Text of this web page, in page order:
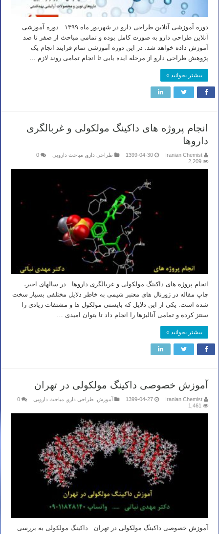
دوره آموزشی آنلاین طراحی دارو در شهریور ماه ۱۳۹۹ دوره آموزشی
آنلاین طراحی دارو به صورت کامل بوده و تمامی مباحث از صفر تا صد
آموزش داده خواهد شد. در این دوره آموزشی تمام فرایند انجام یک
پژوهش طراحی دارو از مرحله ایده یابی تا انجام تمامی روند لازم …
بیشتر بخوانید »
انجام پروژه های داکینگ مولکولی و غربالگری
داروها
Iranian Chemist
1399-04-30 طراحی دارو مباحث دارویی
0
2,209
انجام پروژه های داکینگ مولکولی و غربالگری داروها در سالهای اخیر،
چاپ مقاله در ژورنال های معتبر شیمی به خاطر دلایل مختلفی بسیار سخت
شده است. یکی از این دلایل که بایستی مولکول ها و مشتقات زیادی را
سنتز کرده و تمامی آنالیزها را انجام داد تا بتوان امیدی …
بیشتر بخوانید »
آموزش خصوصی داکینگ مولکولی در تهران
Iranian Chemist
1399-04-27 آموزش طراحی دارو مباحث دارویی
0
1,461
آموزش خصوصی داکینگ مولکولی در تهران داکینگ مولکولی به بررسی